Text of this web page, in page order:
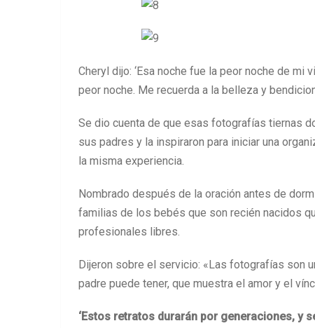
Cheryl dijo: ‘Esa noche fue la peor noche de mi
peor noche. Me recuerda a la belleza y
Se dio cuenta de que esas fotografías tiernas
sus padres y la inspiraron para iniciar una
la misma experiencia.
Nombrado después de la oración antes de
familias de los bebés que son recién nacidos
profesionales libres.
Dijeron sobre el servicio: «Las fotografías son
padre puede tener, que muestra el amor y el
‘Estos retratos durarán por generaciones, y